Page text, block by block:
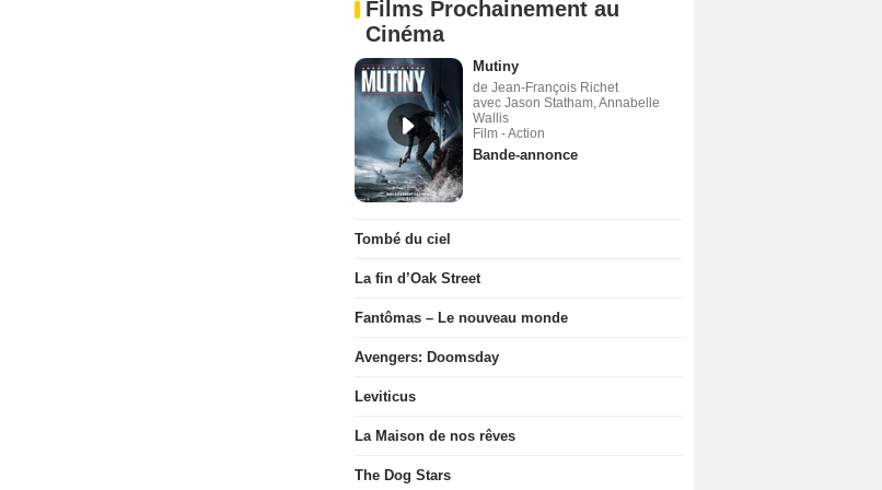
Films Prochainement au
Cinéma
Mutiny
de Jean-François Richet
avec Jason Statham, Annabelle
Wallis
Film - Action
Bande-annonce
Tombé du ciel
La fin d’Oak Street
Fantômas – Le nouveau monde
Avengers: Doomsday
Leviticus
La Maison de nos rêves
The Dog Stars